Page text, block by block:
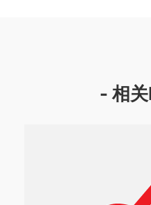
- 相